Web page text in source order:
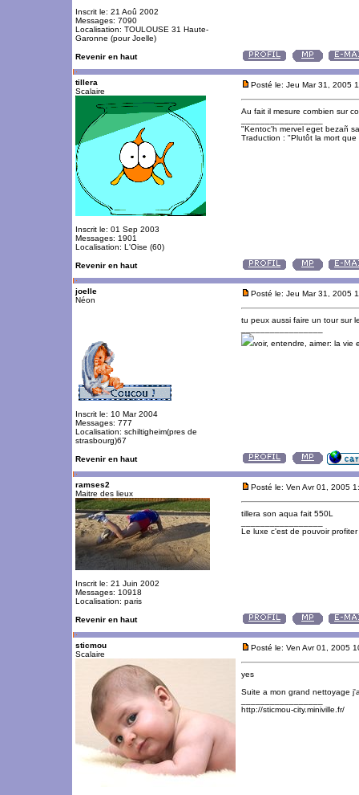
Inscrit le: 21 Aoû 2002
Messages: 7090
Localisation: TOULOUSE 31 Haute-
Garonne (pour Joelle)
Revenir en haut
tillera
Scalaire
Inscrit le: 01 Sep 2003
Messages: 1901
Localisation: L'Oise (60)
Posté le: Jeu Mar 31, 2005
Au fait il mesure combien sur
"Kentoc'h mervel eget bezañ
Traduction : "Plutôt la mort que
Revenir en haut
joelle
Néon
Inscrit le: 10 Mar 2004
Messages: 777
Localisation: schiltigheim(pres de
strasbourg)67
Posté le: Jeu Mar 31, 2005
tu peux aussi faire un tour sur
voir, entendre, aimer: la vie
Revenir en haut
ramses2
Maitre des lieux
Inscrit le: 21 Juin 2002
Messages: 10918
Localisation: paris
Posté le: Ven Avr 01, 2005
tillera son aqua fait 550L
Le luxe c'est de pouvoir
Revenir en haut
sticmou
Scalaire
Posté le: Ven Avr 01, 2005
yes
Suite a mon grand nettoyage
http://sticmou-city.miniville.fr/